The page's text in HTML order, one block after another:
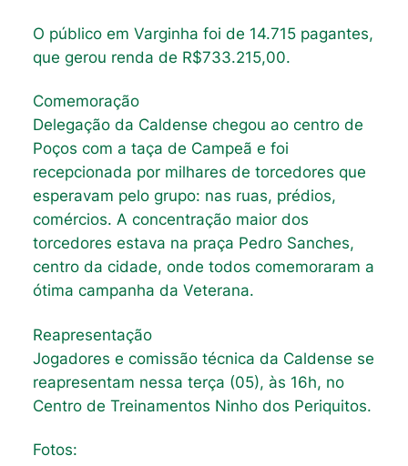
O público em Varginha foi de 14.715 pagantes,
que gerou renda de R$733.215,00.
Comemoração
Delegação da Caldense chegou ao centro de
Poços com a taça de Campeã e foi
recepcionada por milhares de torcedores que
esperavam pelo grupo: nas ruas, prédios,
comércios. A concentração maior dos
torcedores estava na praça Pedro Sanches,
centro da cidade, onde todos comemoraram a
ótima campanha da Veterana.
Reapresentação
Jogadores e comissão técnica da Caldense se
reapresentam nessa terça (05), às 16h, no
Centro de Treinamentos Ninho dos Periquitos.
Fotos: